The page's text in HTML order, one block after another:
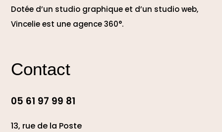
Dotée d’un studio graphique et d’un studio web,
Vincelie est une agence 360°.
Contact
05 61 97 99 81
13, rue de la Poste